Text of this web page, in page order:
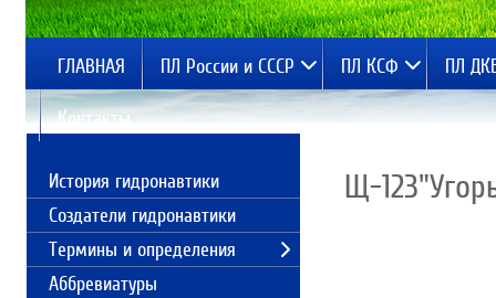
ГЛАВНАЯ ПЛ России и СССР ПЛ КСФ ПЛ
Контакты
История гидронавтики
Создатели гидронавтики
Термины и определения
Аббревиатуры
Щ-